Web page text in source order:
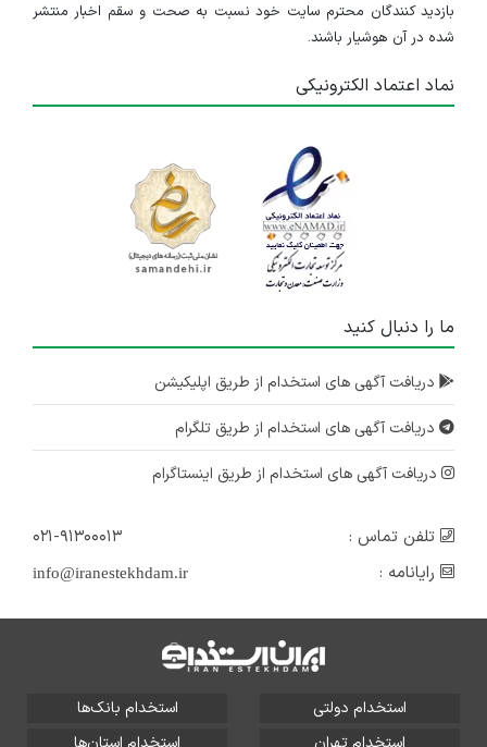
بازدید کنندگان محترم سایت خود نسبت به صحت و سقم اخبار منتشر
شده در آن هوشیار باشند.
نماد اعتماد الکترونیکی
ما را دنبال کنید
دریافت آگهی های استخدام از طریق اپلیکیشن
دریافت آگهی های استخدام از طریق تلگرام
دریافت آگهی های استخدام از طریق اینستاگرام
تلفن تماس :
۰۲۱-۹۱۳۰۰۰۱۳
رایانامه :
info@iranestekhdam.ir
استخدام دولتی
استخدام بانک‌ها